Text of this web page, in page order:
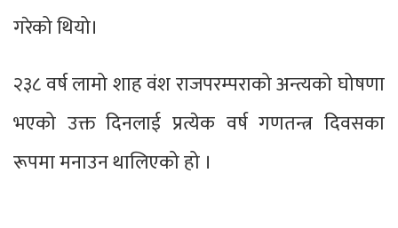
गरेको थियो।
२३८ वर्ष लामो शाह वंश राजपरम्पराको अन्त्यको घोषणा
भएको उक्त दिनलाई प्रत्येक वर्ष गणतन्त्र दिवसका
रूपमा मनाउन थालिएको हो ।